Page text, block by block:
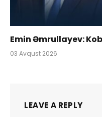
Emin Əmrullayev:
03 Avqust 2026
LEAVE A REPLY